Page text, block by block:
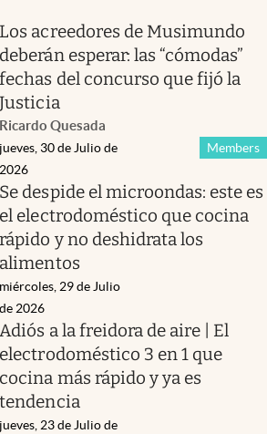
Los acreedores de Musimundo
deberán esperar: las “cómodas”
fechas del concurso que fijó la
Justicia
Ricardo Quesada
Members
jueves, 30 de Julio de
2026
Se despide el microondas: este es
el electrodoméstico que cocina
rápido y no deshidrata los
alimentos
miércoles, 29 de Julio
de 2026
Adiós a la freidora de aire | El
electrodoméstico 3 en 1 que
cocina más rápido y ya es
tendencia
jueves, 23 de Julio de